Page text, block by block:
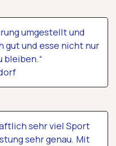
umgestellt und
gut und esse nicht nur
bleiben.“
sehr viel Sport
sehr genau. Mit